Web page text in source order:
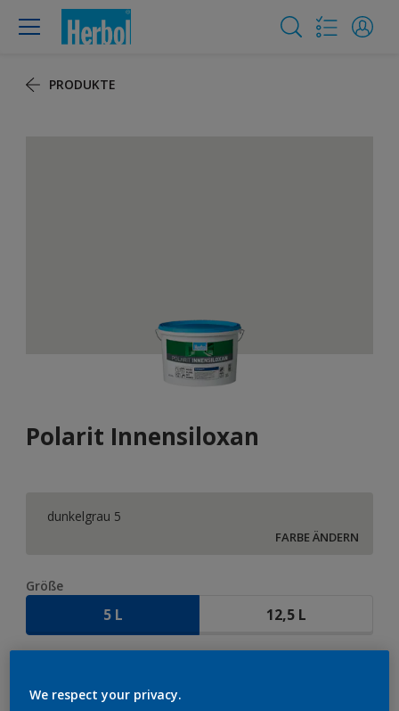
PRODUKTE
Polarit Innensiloxan
dunkelgrau 5
FARBE ÄNDERN
Größe
5 L 12,5 L
We respect your privacy.